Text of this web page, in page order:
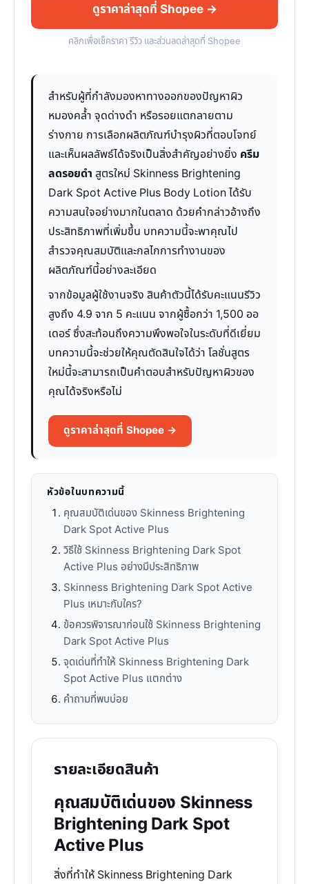
ดูราคาล่าสุดที่ Shopee →
คลิกเพื่อเช็คราคา รีวิว และส่วนลดล่าสุดที่ Shopee
สำหรับผู้ที่กำลังมองหาทางออกของปัญหาผิว
หมองคล้ำ จุดด่างดำ หรือรอยแตกลายตาม
ร่างกาย การเลือกผลิตภัณฑ์บำรุงผิวที่ตอบโจทย์
และเห็นผลลัพธ์ได้จริงเป็นสิ่งสำคัญอย่างยิ่ง ครีม
ลดรอยดำ สูตรใหม่ Skinness Brightening
Dark Spot Active Plus Body Lotion ได้รับ
ความสนใจอย่างมากในตลาด ด้วยคำกล่าวอ้างถึง
ประสิทธิภาพที่เพิ่มขึ้น บทความนี้จะพาคุณไป
สำรวจคุณสมบัติและกลไกการทำงานของ
ผลิตภัณฑ์นี้อย่างละเอียด
จากข้อมูลผู้ใช้งานจริง สินค้าตัวนี้ได้รับคะแนนรีวิว
สูงถึง 4.9 จาก 5 คะแนน จากผู้ซื้อกว่า 1,500 ออ
เดอร์ ซึ่งสะท้อนถึงความพึงพอใจในระดับที่ดีเยี่ยม
บทความนี้จะช่วยให้คุณตัดสินใจได้ว่า โลชั่นสูตร
ใหม่นี้จะสามารถเป็นคำตอบสำหรับปัญหาผิวของ
คุณได้จริงหรือไม่
ดูราคาล่าสุดที่ Shopee →
หัวข้อในบทความนี้
คุณสมบัติเด่นของ Skinness Brightening
Dark Spot Active Plus
วิธีใช้ Skinness Brightening Dark Spot
Active Plus อย่างมีประสิทธิภาพ
Skinness Brightening Dark Spot Active
Plus เหมาะกับใคร?
ข้อควรพิจารณาก่อนใช้ Skinness Brightening
Dark Spot Active Plus
จุดเด่นที่ทำให้ Skinness Brightening Dark
Spot Active Plus แตกต่าง
คำถามที่พบบ่อย
รายละเอียดสินค้า
คุณสมบัติเด่นของ Skinness
Brightening Dark Spot
Active Plus
สิ่งที่ทำให้ Skinness Brightening Dark